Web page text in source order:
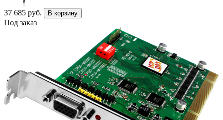
37 685 руб. В корзину
Под заказ